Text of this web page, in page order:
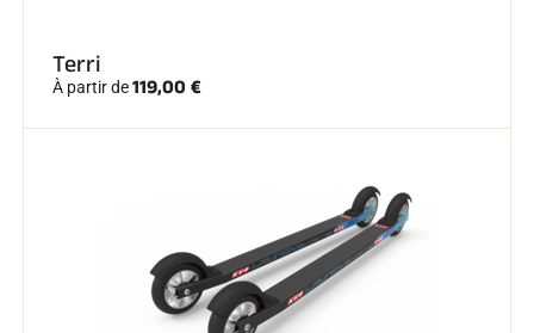
Terri
À partir de119,00 €